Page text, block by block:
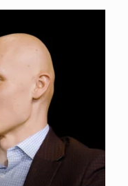
I
10x